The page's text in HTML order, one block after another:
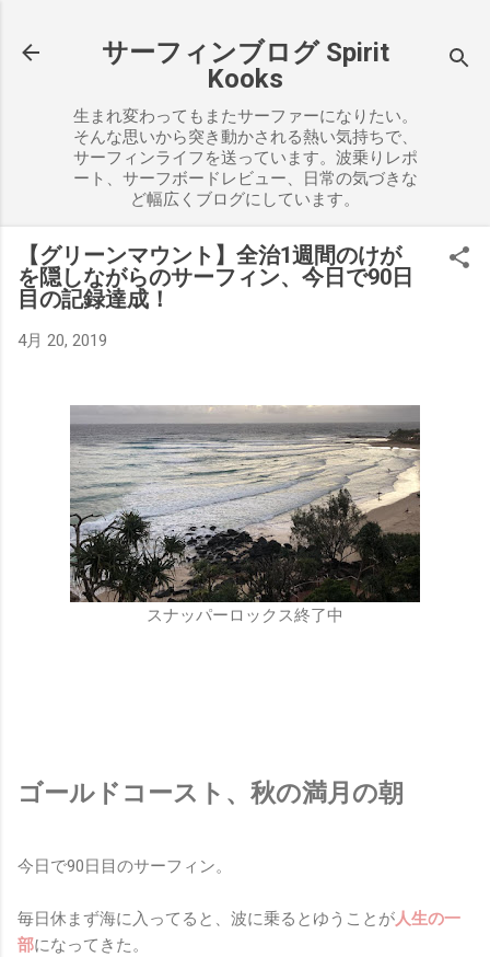
サーフィンブログ Spirit
Kooks
生まれ変わってもまたサーファーになりたい。
そんな思いから突き動かされる熱い気持ちで、
サーフィンライフを送っています。波乗りレポ
ート、サーフボードレビュー、日常の気づきな
ど幅広くブログにしています。
【グリーンマウント】全治1週間のけが
を隠しながらのサーフィン、今日で90日
目の記録達成！
4月 20, 2019
スナッパーロックス終了中
ゴールドコースト、秋の満月の朝
今日で90日目のサーフィン。
毎日休まず海に入ってると、波に乗るとゆうことが人生の一
部になってきた。